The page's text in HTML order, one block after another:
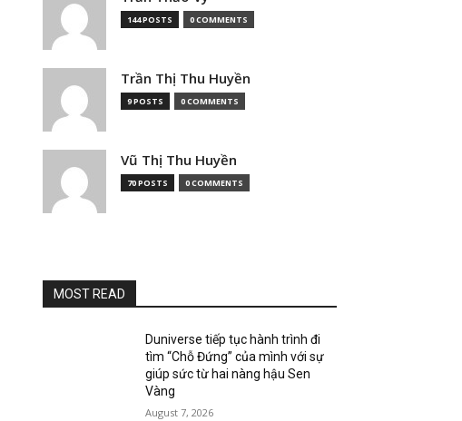
144 POSTS 0 COMMENTS
Trần Thị Thu Huyền
9 POSTS 0 COMMENTS
Vũ Thị Thu Huyền
70 POSTS 0 COMMENTS
MOST READ
Duniverse tiếp tục hành trình đi
tìm “Chỗ Đứng” của mình với sự
giúp sức từ hai nàng hậu Sen
Vàng
August 7, 2026